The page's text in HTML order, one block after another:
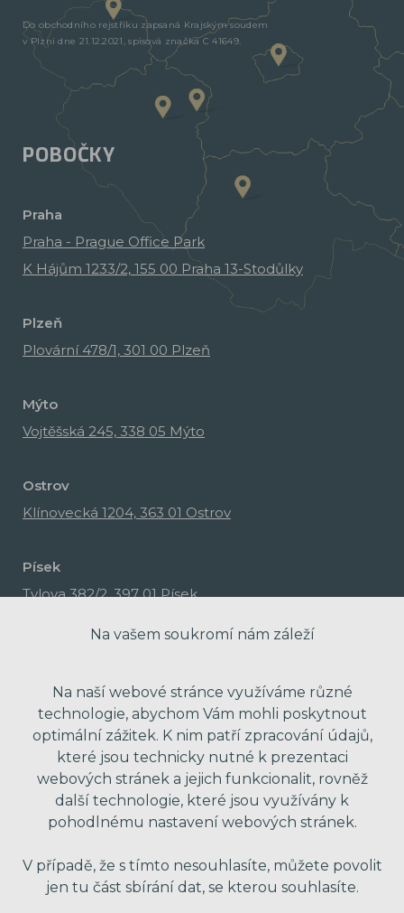
Do obchodního rejstříku zapsaná Krajským soudem
v Plzni dne 21.12.2021, spisová značka C 41649.
POBOČKY
Praha
Praha - Prague Office Park
K Hájům 1233/2, 155 00 Praha 13-Stodůlky
Plzeň
Plovární 478/1, 301 00 Plzeň
Mýto
Vojtěšská 245, 338 05 Mýto
Ostrov
Klínovecká 1204, 363 01 Ostrov
Písek
Tylova 382/2, 397 01 Písek
Na vašem soukromí nám záleží
Na naší webové stránce využíváme různé
technologie, abychom Vám mohli poskytnout
optimální zážitek. K nim patří zpracování údajů,
které jsou technicky nutné k prezentaci
webových stránek a jejich funkcionalit, rovněž
další technologie, které jsou využívány k
pohodlnému nastavení webových stránek.
V případě, že s tímto nesouhlasíte, můžete povolit
jen tu část sbírání dat, se kterou souhlasíte.